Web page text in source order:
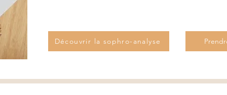
Découvrir la sophro-analyse